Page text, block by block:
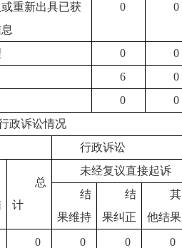
重新出具已获
0 0
0 0
6 0
0 0
政诉讼情况
行政诉讼
总
计
未经复议直接起诉
结
果维持
结
果纠正
其
他结果
0 0 0 0